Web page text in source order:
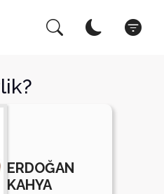
ERDOĞAN
KAHYA
Kapat